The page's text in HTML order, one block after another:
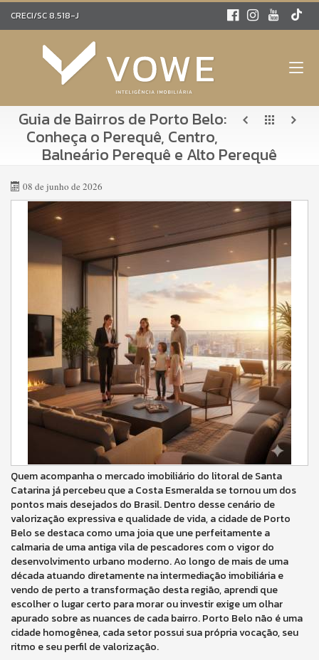
CRECI/SC 8.518-J
Guia de Bairros de Porto Belo:
Conheça o Perequê, Centro,
Balneário Perequê e Alto Perequê
08 de junho de 2026
Quem acompanha o mercado imobiliário do litoral de Santa
Catarina já percebeu que a Costa Esmeralda se tornou um dos
pontos mais desejados do Brasil. Dentro desse cenário de
valorização expressiva e qualidade de vida, a cidade de Porto
Belo se destaca como uma joia que une perfeitamente a
calmaria de uma antiga vila de pescadores com o vigor do
desenvolvimento urbano moderno. Ao longo de mais de uma
década atuando diretamente na intermediação imobiliária e
vendo de perto a transformação desta região, aprendi que
escolher o lugar certo para morar ou investir exige um olhar
apurado sobre as nuances de cada bairro. Porto Belo não é uma
cidade homogênea, cada setor possui sua própria vocação, seu
ritmo e seu perfil de valorização.